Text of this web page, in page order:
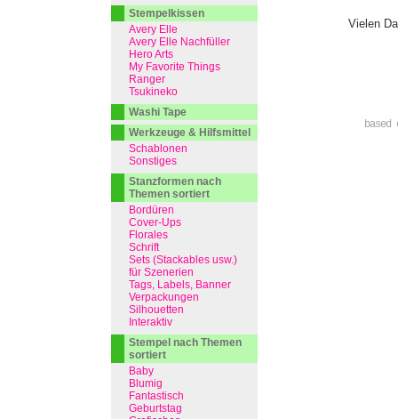
Vielen
Stempelkissen
Avery Elle
Avery Elle Nachfüller
Hero Arts
My Favorite Things
Ranger
Tsukineko
Washi Tape
Werkzeuge & Hilfsmittel
Schablonen
Sonstiges
Stanzformen nach
Themen sortiert
Bordüren
Cover-Ups
Florales
Schrift
Sets (Stackables usw.)
für Szenerien
Tags, Labels, Banner
Verpackungen
Silhouetten
Interaktiv
Stempel nach Themen
sortiert
Baby
Blumig
Fantastisch
Geburtstag